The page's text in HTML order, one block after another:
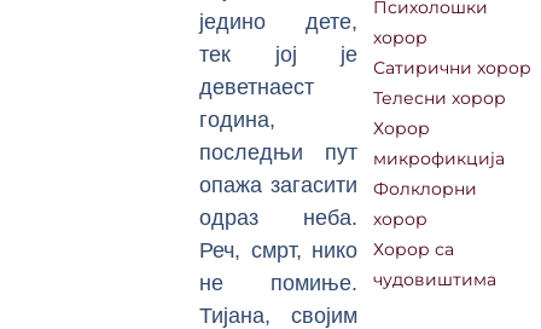
једино дете,
тек јој је
деветнаест
година,
последњи пут
опажа загасити
одраз неба.
Реч, смрт, нико
не помиње.
Тијана, својим
Психолошки
хорор
Сатирични хорор
Телесни хорор
Хорор
микрофикција
Фолклорни
хорор
Хорор са
чудовиштима